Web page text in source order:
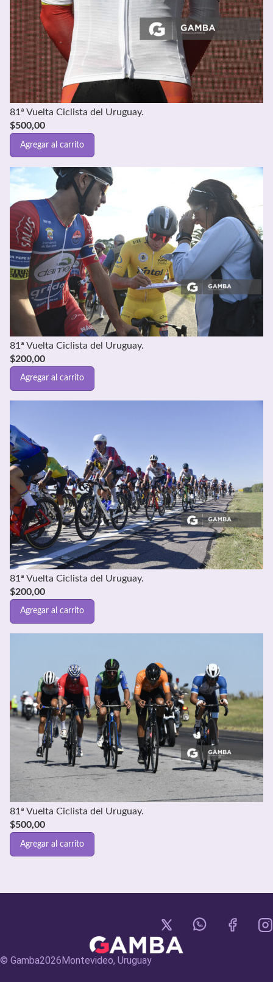
81ª Vuelta Ciclista del Uruguay.
$500,00
Agregar al carrito
81ª Vuelta Ciclista del Uruguay.
$200,00
Agregar al carrito
81ª Vuelta Ciclista del Uruguay.
$200,00
Agregar al carrito
81ª Vuelta Ciclista del Uruguay.
$500,00
Agregar al carrito
© Gamba2026 Montevideo, Uruguay